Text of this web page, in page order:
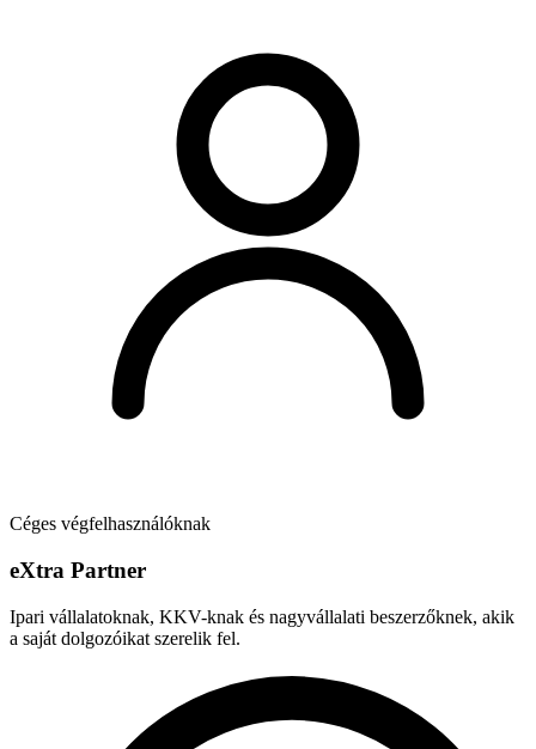
Céges végfelhasználóknak
eXtra Partner
Ipari vállalatoknak, KKV-knak és nagyvállalati beszerzőknek, akik
a saját dolgozóikat szerelik fel.